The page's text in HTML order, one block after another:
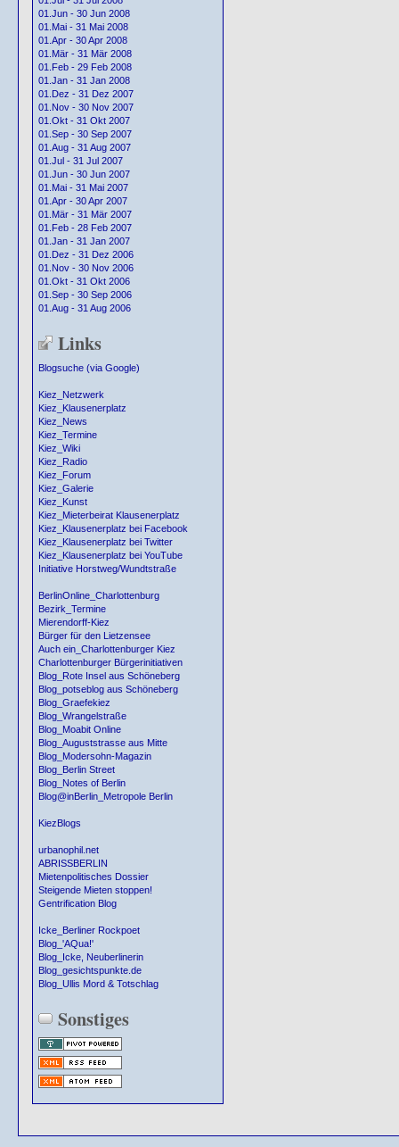
01.Jun - 30 Jun 2008
01.Mai - 31 Mai 2008
01.Apr - 30 Apr 2008
01.Mär - 31 Mär 2008
01.Feb - 29 Feb 2008
01.Jan - 31 Jan 2008
01.Dez - 31 Dez 2007
01.Nov - 30 Nov 2007
01.Okt - 31 Okt 2007
01.Sep - 30 Sep 2007
01.Aug - 31 Aug 2007
01.Jul - 31 Jul 2007
01.Jun - 30 Jun 2007
01.Mai - 31 Mai 2007
01.Apr - 30 Apr 2007
01.Mär - 31 Mär 2007
01.Feb - 28 Feb 2007
01.Jan - 31 Jan 2007
01.Dez - 31 Dez 2006
01.Nov - 30 Nov 2006
01.Okt - 31 Okt 2006
01.Sep - 30 Sep 2006
01.Aug - 31 Aug 2006
Links
Blogsuche (via Google)
Kiez_Netzwerk
Kiez_Klausenerplatz
Kiez_News
Kiez_Termine
Kiez_Wiki
Kiez_Radio
Kiez_Forum
Kiez_Galerie
Kiez_Kunst
Kiez_Mieterbeirat Klausenerplatz
Kiez_Klausenerplatz bei Facebook
Kiez_Klausenerplatz bei Twitter
Kiez_Klausenerplatz bei YouTube
Initiative Horstweg/Wundtstraße
BerlinOnline_Charlottenburg
Bezirk_Termine
Mierendorff-Kiez
Bürger für den Lietzensee
Auch ein_Charlottenburger Kiez
Charlottenburger Bürgerinitiativen
Blog_Rote Insel aus Schöneberg
Blog_potseblog aus Schöneberg
Blog_Graefekiez
Blog_Wrangelstraße
Blog_Moabit Online
Blog_Auguststrasse aus Mitte
Blog_Modersohn-Magazin
Blog_Berlin Street
Blog_Notes of Berlin
Blog@inBerlin_Metropole Berlin
KiezBlogs
urbanophil.net
ABRISSBERLIN
Mietenpolitisches Dossier
Steigende Mieten stoppen!
Gentrification Blog
Icke_Berliner Rockpoet
Blog_'AQua!'
Blog_Icke, Neuberlinerin
Blog_gesichtspunkte.de
Blog_Ullis Mord & Totschlag
Sonstiges